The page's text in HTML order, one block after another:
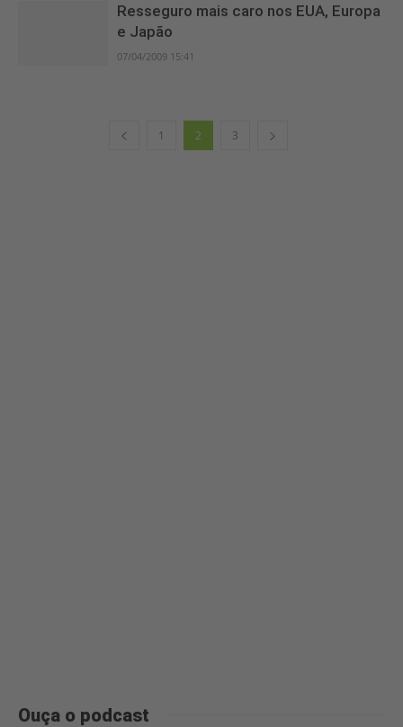
Resseguro mais caro nos EUA, Europa
e Japão
07/04/2009 15:41
1 2 3
Ouça o podcast